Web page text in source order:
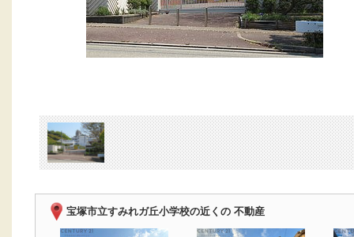
宝塚市立すみれガ丘小学校の近くの 不動産